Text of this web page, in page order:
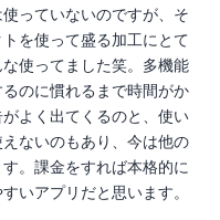
っていないのですが、そ
を使って盛る加工にとて
使ってました笑。多機能
のに慣れるまで時間がか
よく出てくるのと、使い
ないのもあり、今は他の
。課金をすれば本格的に
いアプリだと思います。